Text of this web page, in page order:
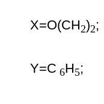
Х=O(СН2)2;
Y=С 6H5;